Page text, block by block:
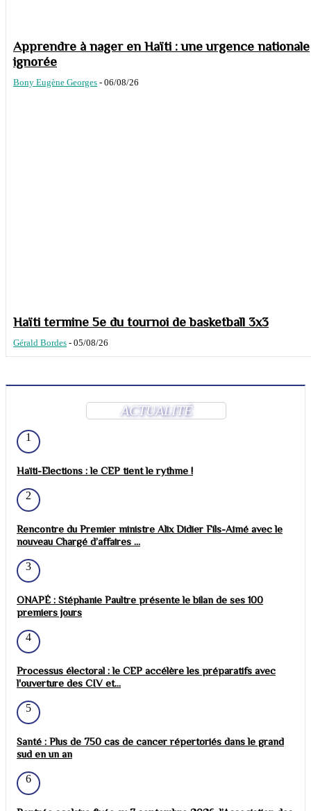
Apprendre à nager en Haïti : une urgence nationale
ignorée
Bony Eugène Georges - 06/08/26
Haïti termine 5e du tournoi de basketball 3x3
Gérald Bordes - 05/08/26
ACTUALITÉ
1
Haïti-Elections : le CEP tient le rythme !
2
Rencontre du Premier ministre Alix Didier Fils-Aimé avec le
nouveau Chargé d’affaires ...
3
ONAPÉ : Stéphanie Paultre présente le bilan de ses 100
premiers jours
4
Processus électoral : le CEP accélère les préparatifs avec
l'ouverture des CIV et...
5
Santé : Plus de 750 cas de cancer répertoriés dans le grand
sud en un an
6